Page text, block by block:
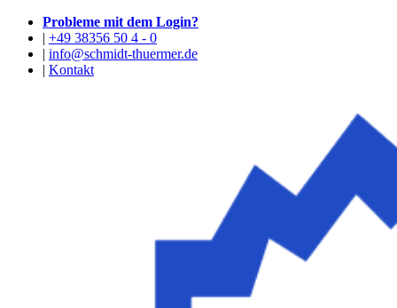
Probleme mit dem Login?
| +49 38356 50 4 - 0
| info@schmidt-thuermer.de
| Kontakt